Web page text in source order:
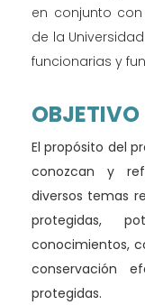
en conjunto
de la
funcionarias y
OBJETIVO
El propósito del
conozcan y
diversos temas
protegidas,
conocimientos,
conservación
protegidas.